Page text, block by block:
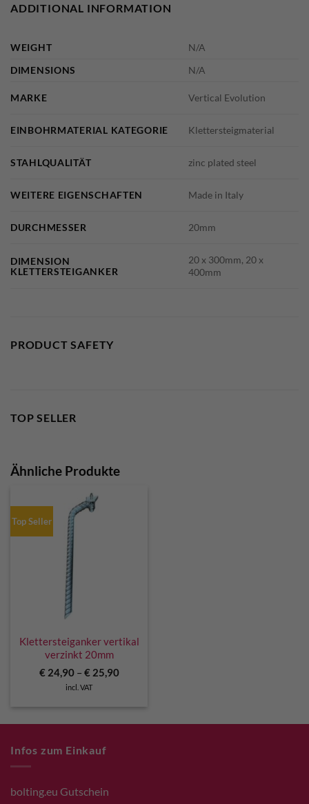
ADDITIONAL INFORMATION
WEIGHT
N/A
DIMENSIONS
N/A
MARKE Vertical Evolution
EINBOHRMATERIAL KATEGORIE Klettersteigmaterial
STAHLQUALITÄT zinc plated steel
WEITERE EIGENSCHAFTEN Made in Italy
DURCHMESSER 20mm
DIMENSION
KLETTERSTEIGANKER
20 x 300mm, 20 x
400mm
PRODUCT SAFETY
TOP SELLER
Ähnliche Produkte
Top Seller
Klettersteiganker vertikal
verzinkt 20mm
€24,90– €25,90
incl. VAT
Infos zum Einkauf
bolting.eu Gutschein